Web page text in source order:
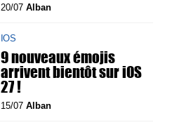
20/07 Alban
IOS
9 nouveaux émojis
arrivent bientôt sur iOS
27 !
15/07 Alban